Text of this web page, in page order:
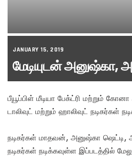
JANUARY 15, 2019
மேடியுடன் அனுஷ்கா,
பீயூப்பிள் மீடியா பேக்ட்ரி மற்றும்
டாலிவுட் மற்றும் ஹாலிவுட் நடிகர்கள்
நடிகர்கள் மாதவன், அனுஷ்கா ஷெட்டி,
நடிகர்கள் நடிக்கவுள்ள இப்படத்தில்